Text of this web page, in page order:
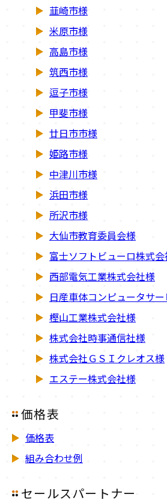
韮崎市様
米原市様
高島市様
筑西市様
逗子市様
甲斐市様
廿日市市様
姫路市様
中津川市様
浜田市様
所沢市様
大仙市教育委員会様
富士ソフトビューロ株式
西部電気工業株式会社様
日産車体コンピュータサ
樫山工業株式会社様
株式会社時事通信社様
株式会社ＧＳＩクレオス様
エステー株式会社様
価格表
価格表
組み合わせ例
セールスパートナー